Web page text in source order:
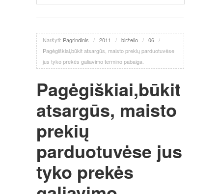
Naršyti: Pagrindinis / 2011 / birželio / 06 /
Pagėgiškiai,būkit atsargūs, maisto prekių parduotuvėse
jus tyko prekės galiavimo termino pabaiga.
Pagėgiškiai,būkit
atsargūs, maisto
prekių
parduotuvėse jus
tyko prekės